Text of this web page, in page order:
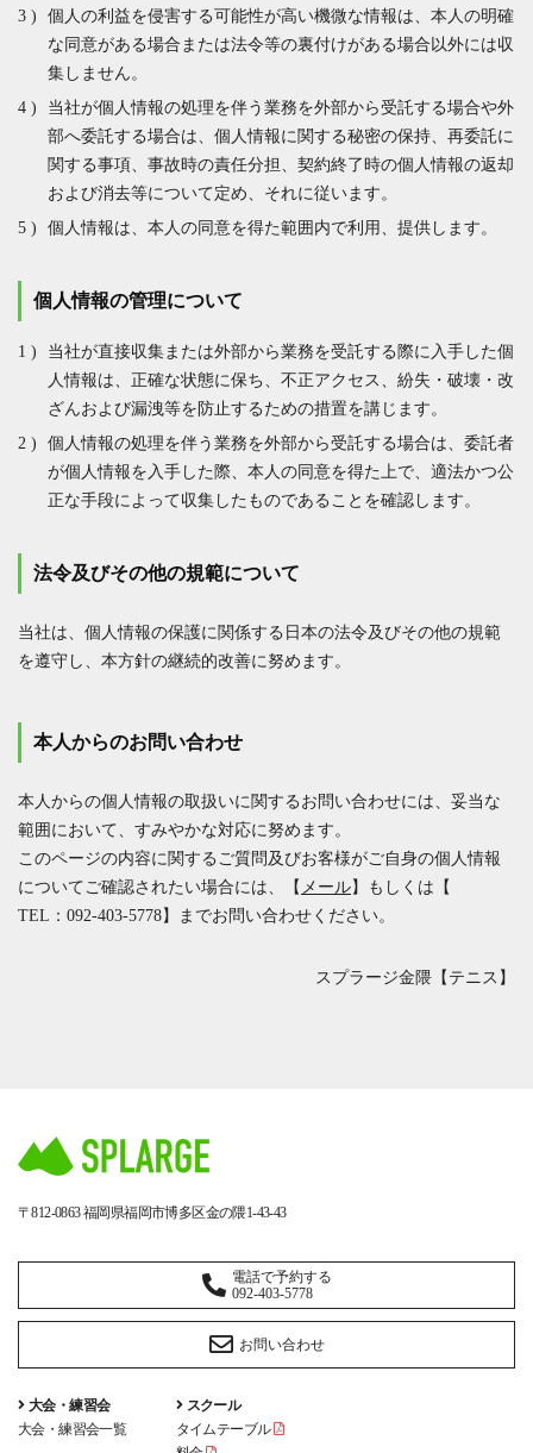
個人の利益を侵害する可能性が高い機微な情報は、本人の明確
な同意がある場合または法令等の裏付けがある場合以外には収
集しません。
当社が個人情報の処理を伴う業務を外部から受託する場合や外
部へ委託する場合は、個人情報に関する秘密の保持、再委託に
関する事項、事故時の責任分担、契約終了時の個人情報の返却
および消去等について定め、それに従います。
個人情報は、本人の同意を得た範囲内で利用、提供します。
個人情報の管理について
当社が直接収集または外部から業務を受託する際に入手した個
人情報は、正確な状態に保ち、不正アクセス、紛失・破壊・改
ざんおよび漏洩等を防止するための措置を講じます。
個人情報の処理を伴う業務を外部から受託する場合は、委託者
が個人情報を入手した際、本人の同意を得た上で、適法かつ公
正な手段によって収集したものであることを確認します。
法令及びその他の規範について
当社は、個人情報の保護に関係する日本の法令及びその他の規範
を遵守し、本方針の継続的改善に努めます。
本人からのお問い合わせ
本人からの個人情報の取扱いに関するお問い合わせには、妥当な
範囲において、すみやかな対応に努めます。
このページの内容に関するご質問及びお客様がご自身の個人情報
についてご確認されたい場合には、【 メール】もしくは【
TEL：092-403-5778】までお問い合わせください。
スプラージ金隈【テニス】
〒812-0863福岡県福岡市博多区金の隈1-43-43
電話で予約する
092-403-5778
お問い合わせ
大会・練習会
大会・練習会一覧
スクール
タイムテーブル